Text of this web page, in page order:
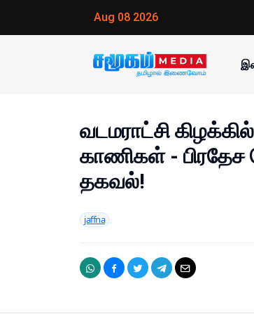
Aug 08 2026
வடமராட்சி
காணிகள் -
தகவல்!
jaffna